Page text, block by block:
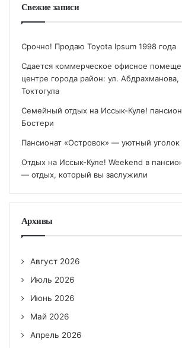
Свежие записи
Срочно! Продаю Toyota Ipsum 1998 года
Сдается коммерческое офисное
центре города район: ул. Абдрахманова,
Токтогула
Семейный отдых на Иссык-Куле!
Бостери
Пансионат «Островок» — уютный уголок
Отдых на Иссык-Куле! Weekend в
— отдых, который вы заслужили
Архивы
Август 2026
Июль 2026
Июнь 2026
Май 2026
Апрель 2026